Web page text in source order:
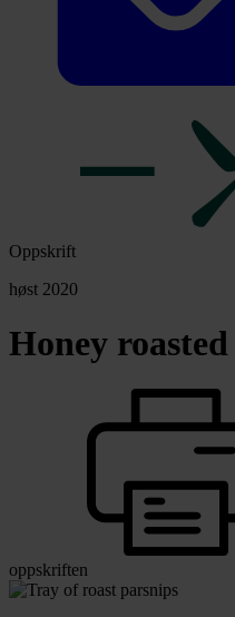
Oppskrift
høst 2020
Honey
oppskriften